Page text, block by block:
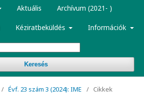
Aktuális Archívum (2021- )
Kéziratbeküldés Információk
Keresés
/ Évf. 23 szám 3 (2024): IME / Cikkek